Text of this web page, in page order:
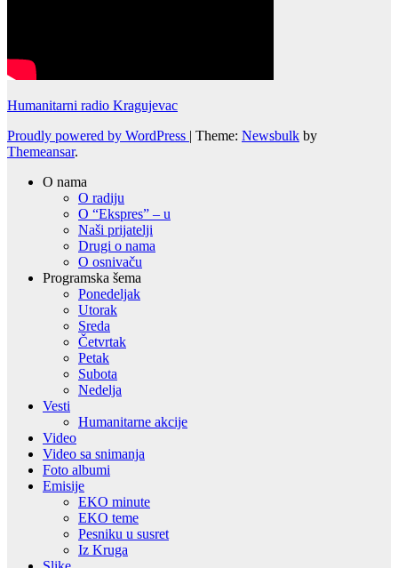
Humanitarni radio Kragujevac
Proudly powered by WordPress | Theme: Newsbulk by
Themeansar.
O nama
O radiju
O “Ekspres” – u
Naši prijatelji
Drugi o nama
O osnivaču
Programska šema
Ponedeljak
Utorak
Sreda
Četvrtak
Petak
Subota
Nedelja
Vesti
Humanitarne akcije
Video
Video sa snimanja
Foto albumi
Emisije
EKO minute
EKO teme
Pesniku u susret
Iz Kruga